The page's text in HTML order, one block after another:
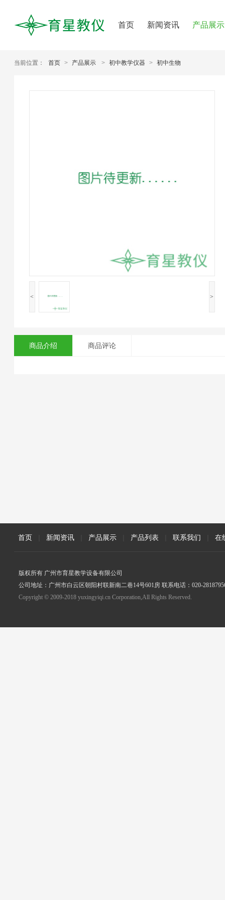
首页 新闻资讯 产品展示
当前位置： 首页 > 产品展示 > 初中教学仪器 > 初中生物
< >
商品介绍 商品评论
首页 新闻资讯 产品展示 产品列表 联系我们 在
版权所有 广州市育星教学设备有限公司
公司地址：广州市白云区朝阳村联新南二巷14号601房 联系电话：020-
Copyright © 2009-2018 yuxingyiqi.cn Corporation,All Rights Reserved.